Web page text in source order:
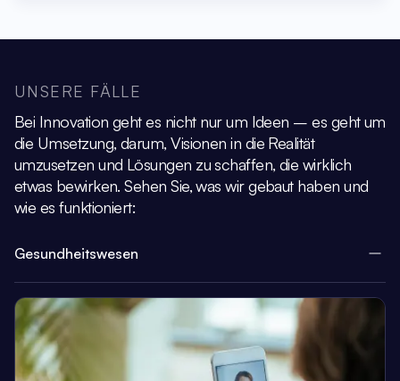
UNSERE FÄLLE
Bei Innovation geht es nicht nur um Ideen – es geht um
die Umsetzung, darum,Visionen in die Realität
umzusetzen und Lösungen zu schaffen, die wirklich
etwas bewirken.Sehen Sie, was wir gebaut haben und
wie es funktioniert:
Gesundheitswesen